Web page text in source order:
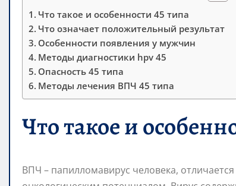
Что такое и особенности 45 типа
Что означает положительный результат
Особенности появления у мужчин
Методы диагностики hpv 45
Опасность 45 типа
Методы лечения ВПЧ 45 типа
Что такое и
ВПЧ – папилломавирус человека,